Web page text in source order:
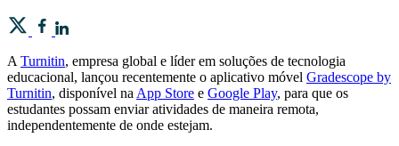
A Turnitin, empresa global e líder em soluções de tecnologia
educacional, lançou recentemente o aplicativo móvel Gradescope by
Turnitin, disponível na App Store e Google Play, para que os
estudantes possam enviar atividades de maneira remota,
independentemente de onde estejam.